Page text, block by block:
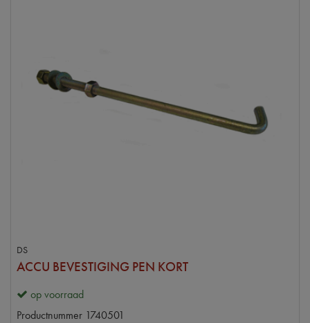
DS
ACCU BEVESTIGING PEN KORT
op voorraad
Productnummer 1740501